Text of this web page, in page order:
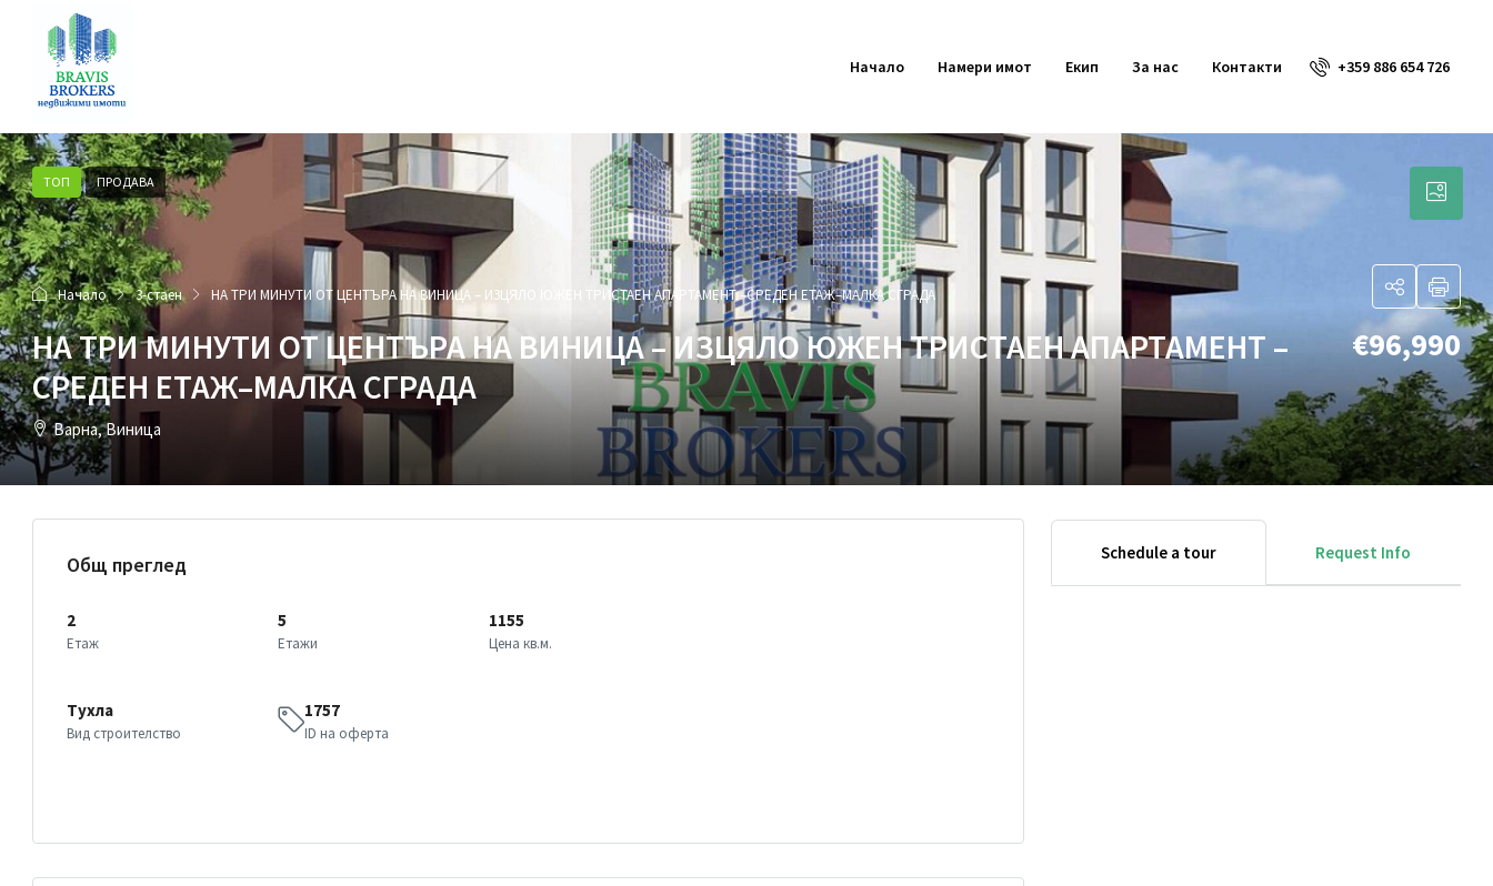
Начало Намери имот Екип За нас Контакти +359 886 654 726
ТОП ПРОДАВА
Начало 3-стаен НА ТРИ МИНУТИ ОТ ЦЕНТЪРА НА ВИНИЦА – ИЗЦЯЛО ЮЖЕН ТРИСТАЕН АПАРТАМЕНТ –СРЕДЕН ЕТАЖ–МАЛКА СГРАДА
НА ТРИ МИНУТИ ОТ ЦЕНТЪРА НА ВИНИЦА – ИЗЦЯЛО ЮЖЕН ТРИСТАЕН АПАРТАМЕНТ –
СРЕДЕН ЕТАЖ–МАЛКА СГРАДА
Варна, Виница
€96,990
Общ преглед
2
Етаж
5
Етажи
1155
Цена кв.м.
Тухла
Вид строителство
1757
ID на оферта
Schedule a tour Request Info